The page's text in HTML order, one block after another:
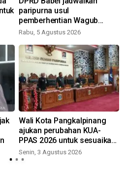
paripurna usul
pemberhentian Wagub
Hellyana
Rabu, 5 Agustus 2026
Wali Kota Pangkalpinang
ajukan perubahan KUA-
PPAS 2026 untuk sesuaikan
kondisi fiskal
Senin, 3 Agustus 2026